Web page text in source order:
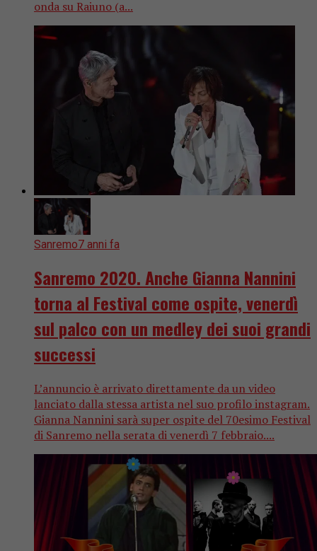
onda su Raiuno (a...
Sanremo7 anni fa
Sanremo 2020. Anche Gianna Nannini
torna al Festival come ospite, venerdì
sul palco con un medley dei suoi grandi
successi
L’annuncio è arrivato direttamente da un video
lanciato dalla stessa artista nel suo profilo instagram.
Gianna Nannini sarà super ospite del 70esimo Festival
di Sanremo nella serata di venerdì 7 febbraio....